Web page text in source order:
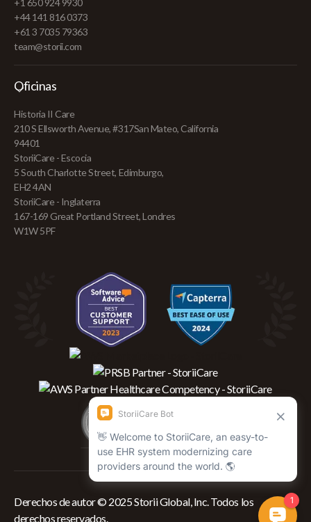
+1 650 924 9930
+44 141 816 0373
+61 3 7035 79363
team@storii.com
Oficinas
Historia II Care
210 S Ellsworth Avenue, #317San Mateo, California
94401
StoriiCare - Escocia
5 South Charlotte Street, Edimburgo,
EH2 4AN
StoriiCare - Inglaterra
167-169 Great Portland Street, Londres
W1W 5PF
Derechos de autor © 2025 Storii Global, Inc. Todos los
derechos reservados.